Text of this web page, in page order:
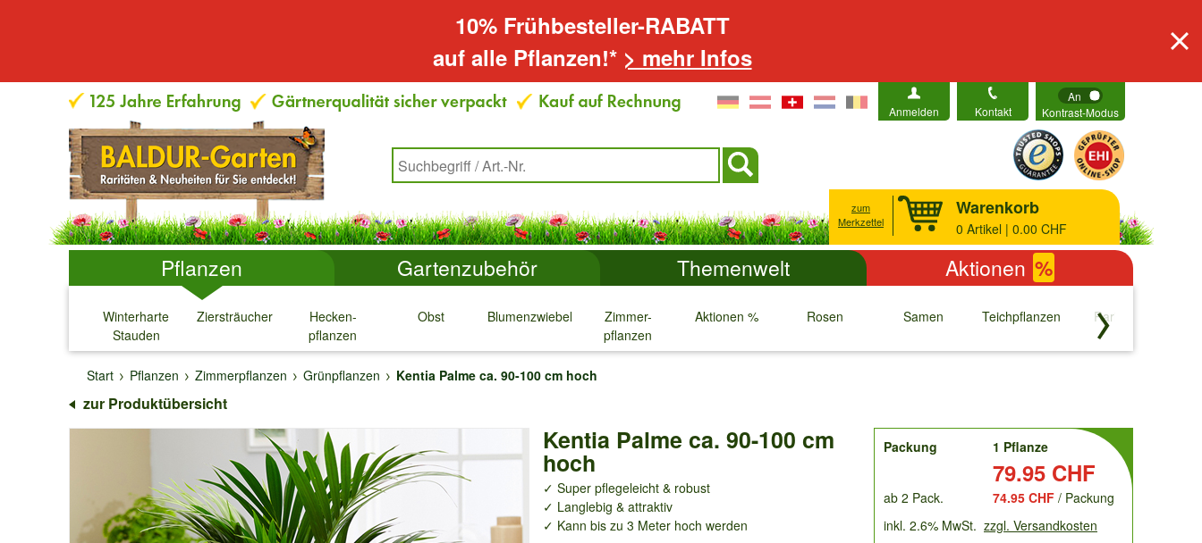
10% Frühbesteller-RABATT
auf alle Pflanzen!* > mehr Infos
Anmelden Kontakt
An
Kontrast-Modus
zum
Merkzettel
Warenkorb
0 Artikel | 0.00 CHF
Pflanzen Gartenzubehör Themenwelt Aktionen %
Winterharte
Stauden
↓
Ziersträucher
↓
Hecken-
pflanzen
↓
Obst
↓
Blumenzwiebeln
↓
Zimmer-
pflanzen
↓
Aktionen %
↓
Rosen
↓
Samen
↓
Teichpflanzen
↓
Raritäten
↓
Start
Pflanzen Zimmerpflanzen Grünpflanzen Kentia Palme ca. 90-100 cm hoch
zur Produktübersicht
Kentia Palme ca. 90-100 cm
hoch
✓ Super pflegeleicht & robust
✓ Langlebig & attraktiv
✓ Kann bis zu 3 Meter hoch werden
order
Packung
1 Pflanze
79.95 CHF
ab 2 Pack. 74.95 CHF / Packung
inkl. 2.6% MwSt. zzgl. Versandkosten